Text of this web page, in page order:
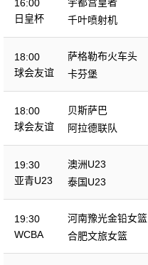
16:00
日皇杯
千叶喷射机
18:00
球会友谊
萨格勒布火车头
卡芬堡
18:00
球会友谊
贝斯萨巴
阿拉德联队
19:30
亚青U23
澳洲U23
泰国U23
19:30
WCBA
河南豫光金铅女篮
合肥文旅女篮